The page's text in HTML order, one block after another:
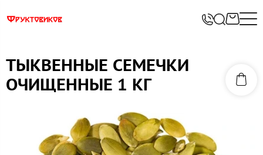
ТЫКВЕННЫЕ СЕМЕЧКИ
ОЧИЩЕННЫЕ 1 КГ